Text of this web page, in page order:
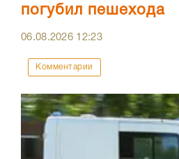
погубил пешехода
06.08.2026 12:23
Комментарии